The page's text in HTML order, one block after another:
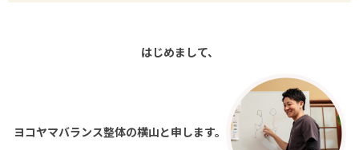
はじめまして、
ヨコヤマバランス整体の横山と申します。